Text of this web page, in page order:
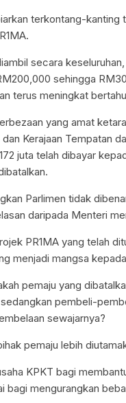
terkontang-kanting
secara
sehingga
terus meningkat
yang amat
dan Kerajaan Tempatan
juta telah dibayar
Parlimen tidak
daripada Menteri
PR1MA yang telah
menjadi mangsa
pemaju yang
sedangkan pembeli-
sewajarnya?
pemaju lebih
KPKT bagi
bagi mengurangkan